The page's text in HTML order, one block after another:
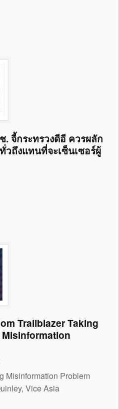
จี้กระทรวงดีอี ควรผลัก
วถึงแทนที่จะเซ็นเซอร์ผู้
Trailblazer Taking
Misinformation Problem
Vice Asia